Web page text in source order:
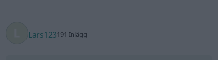
Lars123191 Inlägg